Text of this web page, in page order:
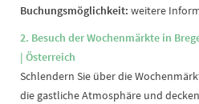
Buchungsmöglichkeit: weitere
2. Besuch der Wochenmärkte in
| Österreich
Schlendern Sie über die
die gastliche Atmosphäre und